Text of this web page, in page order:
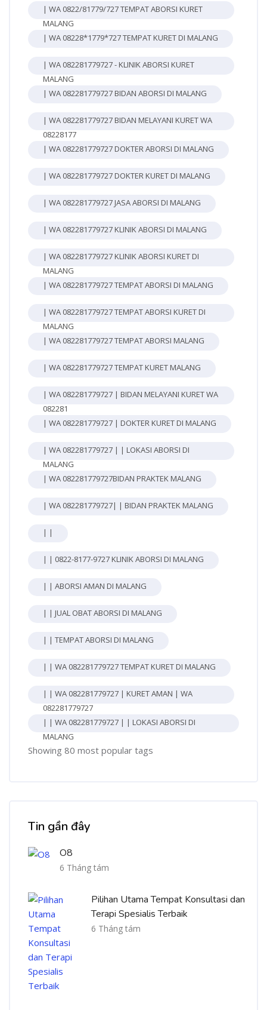
| WA 0822/81779/727 TEMPAT ABORSI KURET
MALANG
| WA 08228*1779*727 TEMPAT KURET DI MALANG
| WA 082281779727 - KLINIK ABORSI KURET
MALANG
| WA 082281779727 BIDAN ABORSI DI MALANG
| WA 082281779727 BIDAN MELAYANI KURET WA
08228177
| WA 082281779727 DOKTER ABORSI DI MALANG
| WA 082281779727 DOKTER KURET DI MALANG
| WA 082281779727 JASA ABORSI DI MALANG
| WA 082281779727 KLINIK ABORSI DI MALANG
| WA 082281779727 KLINIK ABORSI KURET DI
MALANG
| WA 082281779727 TEMPAT ABORSI DI MALANG
| WA 082281779727 TEMPAT ABORSI KURET DI
MALANG
| WA 082281779727 TEMPAT ABORSI MALANG
| WA 082281779727 TEMPAT KURET MALANG
| WA 082281779727 | BIDAN MELAYANI KURET WA
082281
| WA 082281779727 | DOKTER KURET DI MALANG
| WA 082281779727 | | LOKASI ABORSI DI
MALANG
| WA 082281779727BIDAN PRAKTEK MALANG
| WA 082281779727| | BIDAN PRAKTEK MALANG
| |
| | 0822-8177-9727 KLINIK ABORSI DI MALANG
| | ABORSI AMAN DI MALANG
| | JUAL OBAT ABORSI DI MALANG
| | TEMPAT ABORSI DI MALANG
| | WA 082281779727 TEMPAT KURET DI MALANG
| | WA 082281779727 | KURET AMAN | WA
082281779727
| | WA 082281779727 | | LOKASI ABORSI DI
MALANG
Showing 80 most popular tags
Tin gần đây
O8
6 Tháng tám
Pilihan Utama Tempat Konsultasi dan
Terapi Spesialis Terbaik
6 Tháng tám